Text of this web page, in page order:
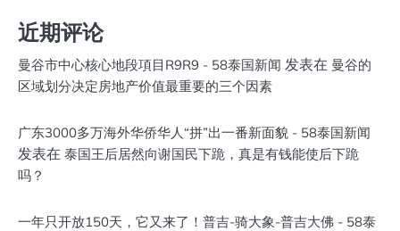
近期评论
曼谷市中心核心地段項目R9R9 - 58泰国新闻 发表在 曼谷的
区域划分决定房地产价值最重要的三个因素
广东3000多万海外华侨华人“拼”出一番新面貌 - 58泰国新闻
发表在 泰国王后居然向谢国民下跪，真是有钱能使后下跪
吗？
一年只开放150天，它又来了！普吉-骑大象-普吉大佛 - 58泰